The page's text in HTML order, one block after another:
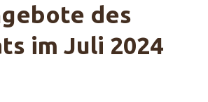
des
im Juli 2024